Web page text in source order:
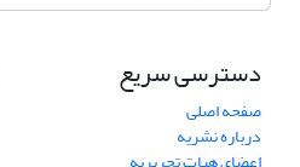
دسترسی سریع
صفحه اصلی
درباره نشریه